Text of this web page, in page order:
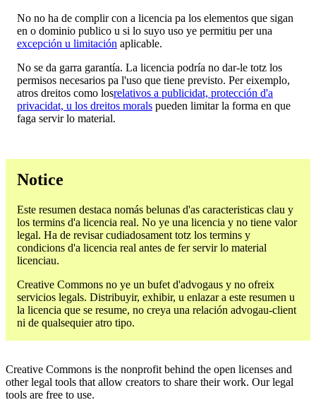
No no ha de complir con a licencia pa los elementos que sigan
en o dominio publico u si lo suyo uso ye permitiu per una
excepción u limitación aplicable.
No se da garra garantía. La licencia podría no dar-le totz los
permisos necesarios pa l'uso que tiene previsto. Per eixemplo,
atros dreitos como losrelativos a publicidat, protección d'a
privacidat, u los dreitos morals pueden limitar la forma en que
faga servir lo material.
Notice
Este resumen destaca nomás belunas d'as caracteristicas clau y
los termins d'a licencia real. No ye una licencia y no tiene valor
legal. Ha de revisar cudiadosament totz los termins y
condicions d'a licencia real antes de fer servir lo material
licenciau.
Creative Commons no ye un bufet d'advogaus y no ofreix
servicios legals. Distribuyir, exhibir, u enlazar a este resumen u
la licencia que se resume, no creya una relación advogau-client
ni de qualsequier atro tipo.
Creative Commons is the nonprofit behind the open licenses and
other legal tools that allow creators to share their work. Our legal
tools are free to use.